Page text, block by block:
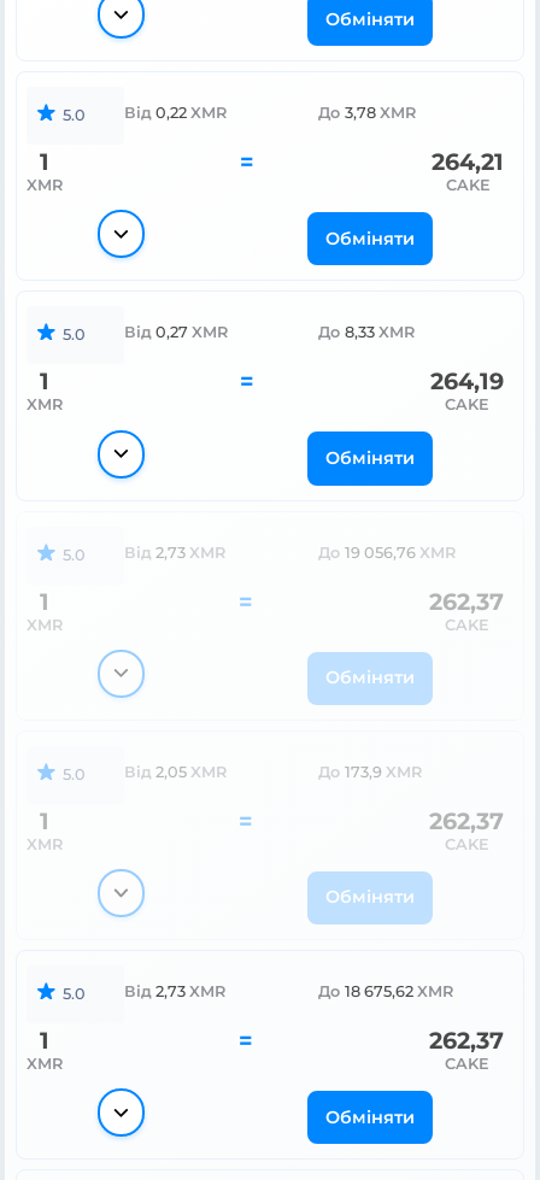
Обміняти
5.0 Від 0,22 XMR До 3,78 XMR
1
XMR
= 264,21
CAKE
Обміняти
5.0 Від 0,27 XMR До 8,33 XMR
1
XMR
= 264,19
CAKE
Обміняти
5.0 Від 2,73 XMR До 19 056,76 XMR
1
XMR
= 262,37
CAKE
Обміняти
5.0 Від 2,05 XMR До 173,9 XMR
1
XMR
= 262,37
CAKE
Обміняти
5.0 Від 2,73 XMR До 18 675,62 XMR
1
XMR
= 262,37
CAKE
Обміняти